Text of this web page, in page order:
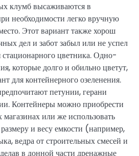
клумб высаживаются в
необходимости легко вручную
Этот вариант также хорош
дел и забот забыл или не успел
стационарного цветника. Одно-
которые долго и обильно цветут,
для контейнерного озеленения.
петунии, герани
Контейнеры можно приобрести
или же использовать
и весу емкости (например,
ведра от строительных смесей и
в донной части дренажные